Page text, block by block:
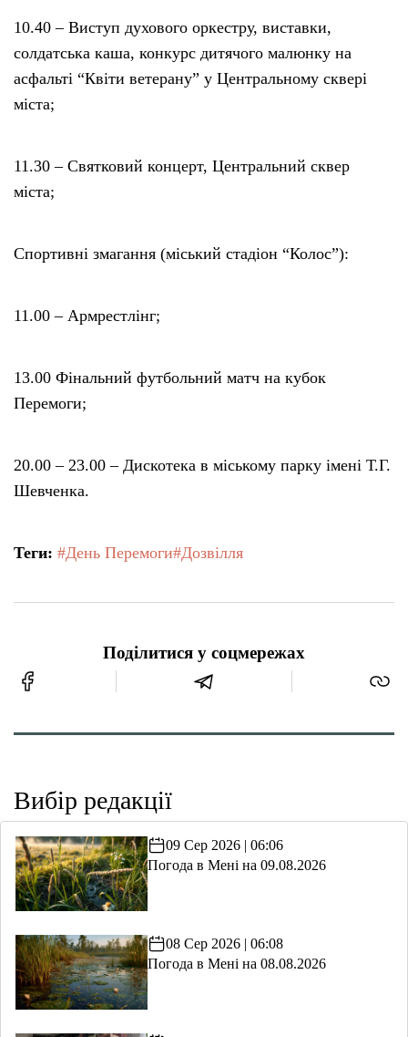
10.40 – Виступ духового оркестру, виставки,
солдатська каша, конкурс дитячого малюнку на
асфальті “Квіти ветерану” у Центральному сквері
міста;
11.30 – Святковий концерт, Центральний сквер
міста;
Спортивні змагання (міський стадіон “Колос”):
11.00 – Армрестлінг;
13.00 Фінальний футбольний матч на кубок
Перемоги;
20.00 – 23.00 – Дискотека в міському парку імені Т.Г.
Шевченка.
Теги: #День Перемоги#Дозвілля
Поділитися у соцмережах
Вибір редакції
09 Сер 2026 | 06:06
Погода в Мені на 09.08.2026
08 Сер 2026 | 06:08
Погода в Мені на 08.08.2026